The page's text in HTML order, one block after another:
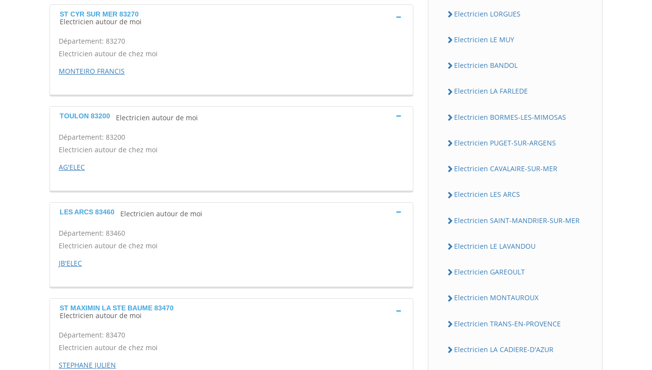
ST CYR SUR MER 83270
Electricien autour de moi
Département: 83270
Electricien autour de chez moi
MONTEIRO FRANCIS
TOULON 83200 Electricien autour de moi
Département: 83200
Electricien autour de chez moi
AG'ELEC
LES ARCS 83460 Electricien autour de moi
Département: 83460
Electricien autour de chez moi
JB'ELEC
ST MAXIMIN LA STE BAUME 83470
Electricien autour de moi
Département: 83470
Electricien autour de chez moi
STEPHANE JULIEN
Electricien LORGUES
Electricien LE MUY
Electricien BANDOL
Electricien LA FARLEDE
Electricien BORMES-LES-MIMOSAS
Electricien PUGET-SUR-ARGENS
Electricien CAVALAIRE-SUR-MER
Electricien LES ARCS
Electricien SAINT-MANDRIER-SUR-MER
Electricien LE LAVANDOU
Electricien GAREOULT
Electricien MONTAUROUX
Electricien TRANS-EN-PROVENCE
Electricien LA CADIERE-D'AZUR